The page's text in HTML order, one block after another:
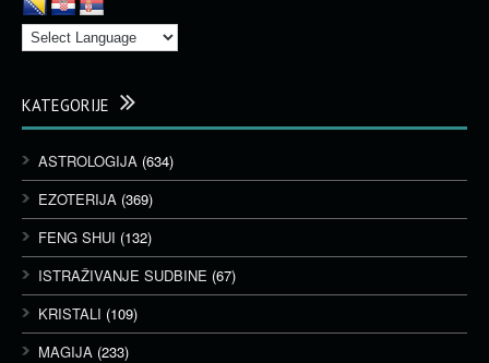
KATEGORIJE
ASTROLOGIJA (634)
EZOTERIJA (369)
FENG SHUI (132)
ISTRAŽIVANJE SUDBINE (67)
KRISTALI (109)
MAGIJA (233)